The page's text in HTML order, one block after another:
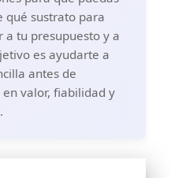
sustrato para
a tu presupuesto y a
es ayudarte a
antes de
valor, fiabilidad y